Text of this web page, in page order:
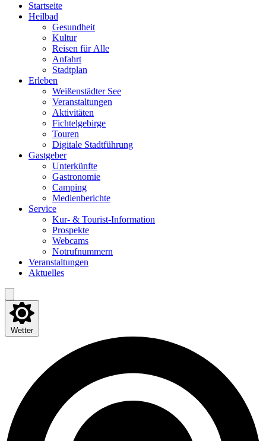
Start­sei­te
Heil­bad
Gesund­heit
Kul­tur
Rei­sen für Alle
Anfahrt
Stadt­plan
Erle­ben
Wei­ßen­städ­ter See
Ver­an­stal­tun­gen
Akti­vi­tä­ten
Fich­tel­ge­bir­ge
Tou­ren
Digi­ta­le Stadtführung
Gast­ge­ber
Unter­künf­te
Gas­tro­no­mie
Cam­ping
Medi­en­be­rich­te
Ser­vice
Kur- & Tourist-Information
Pro­spek­te
Web­cams
Not­ruf­num­mern
Ver­an­stal­tun­gen
Aktu­el­les
Wetter